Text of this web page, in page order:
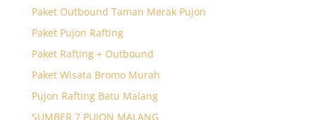
Paket Outbound Taman Merak Pujon
Paket Pujon Rafting
Paket Rafting + Outbound
Paket Wisata Bromo Murah
Pujon Rafting Batu Malang
SUMBER 7 PUJON MALANG